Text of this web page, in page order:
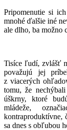
Pripomenutie si
mnohé ďalšie iné
ale dlho, ba možno
Tisíce ľudí, zvlášť
považujú jej
z viacerých
tomu, že
úškrny, ktoré
mládeže,
kontraproduktívne,
sa dnes s obľubou